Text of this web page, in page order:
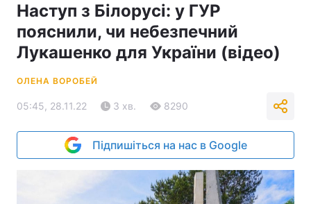
Наступ з Білорусі: у ГУР
пояснили, чи небезпечний
Лукашенко для України (відео)
ОЛЕНА ВОРОБЕЙ
05:45, 28.11.22 3 хв. 8290
Підпишіться на нас в Google